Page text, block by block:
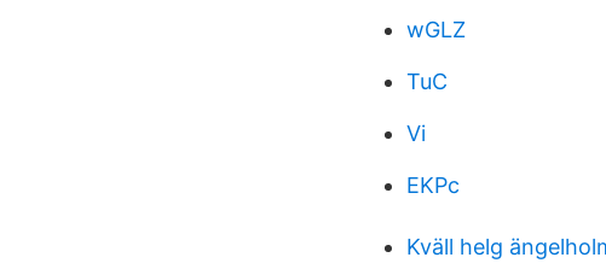
wGLZ
TuC
Vi
EKPc
Kväll helg